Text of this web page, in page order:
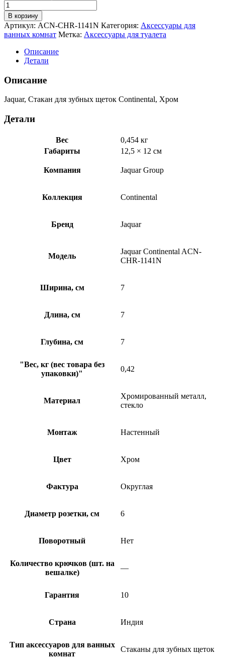
В корзину
Артикул: ACN-CHR-1141N Категория: Аксессуары для
ванных комнат Метка: Аксессуары для туалета
Описание
Детали
Описание
Jaquar, Стакан для зубных щеток Continental, Хром
Детали
Вес
0,454 кг
Габариты
12,5 × 12 см
Компания Jaquar Group
Коллекция Continental
Бренд Jaquar
Модель
Jaquar Continental ACN-
CHR-1141N
Ширина, см 7
Длина, см 7
Глубина, см 7
"Вес, кг (вес товара без
упаковки)"
0,42
Материал
Хромированный металл,
стекло
Монтаж Настенный
Цвет Хром
Фактура Округлая
Диаметр розетки, см 6
Поворотный Нет
Количество крючков (шт. на
вешалке)
—
Гарантия 10
Страна Индия
Тип аксессуаров для ванных
комнат
Стаканы для зубных щеток